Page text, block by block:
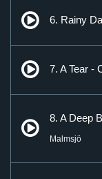
6. Rainy
7. A Tear -
8. A Deep
Malmsjö